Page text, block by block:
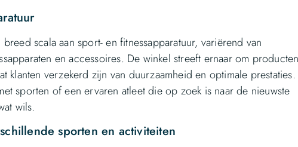
scala aan sport- en fitnessapparatuur, variërend van
en accessoires. De winkel streeft ernaar om producten
klanten verzekerd zijn van duurzaamheid en optimale prestaties.
sporten of een ervaren atleet die op zoek is naar de nieuwste
wils.
sporten en activiteiten